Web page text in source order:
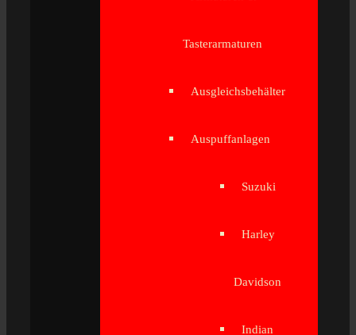
Tasterarmaturen
Ausgleichsbehälter
Auspuffanlagen
Suzuki
Harley
Davidson
Indian